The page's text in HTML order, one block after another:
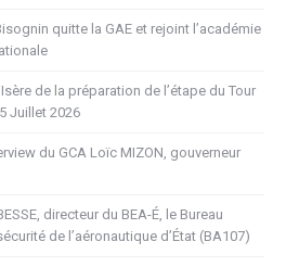
quitte la GAE et rejoint l’académie
de la préparation de l’étape du Tour
Juillet 2026
du GCA Loïc MIZON, gouverneur
directeur du BEA-É, le Bureau
de l’aéronautique d’État (BA107)